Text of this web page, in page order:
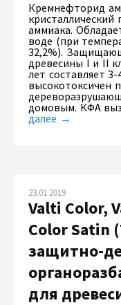
Кремнефторид
кристаллический
аммиака.
воде (при
32,2%).
древесины I и II
лет составляет
высокотоксичен
домовым. КФА
далее →
23.01.2019
Valti Color,
Color Satin
защитно-
для